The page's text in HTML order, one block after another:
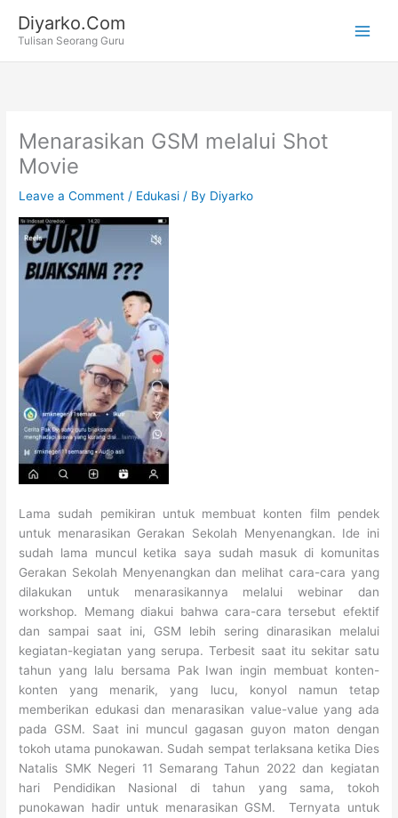
content
Diyarko.Com
Tulisan Seorang Guru
Menarasikan GSM melalui Shot
Movie
Leave a Comment / Edukasi / By Diyarko
Lama sudah pemikiran untuk membuat konten film pendek
untuk menarasikan Gerakan Sekolah Menyenangkan. Ide ini
sudah lama muncul ketika saya sudah masuk di komunitas
Gerakan Sekolah Menyenangkan dan melihat cara-cara yang
dilakukan untuk menarasikannya melalui webinar dan
workshop. Memang diakui bahwa cara-cara tersebut efektif
dan sampai saat ini, GSM lebih sering dinarasikan melalui
kegiatan-kegiatan yang serupa. Terbesit saat itu sekitar satu
tahun yang lalu bersama Pak Iwan ingin membuat konten-
konten yang menarik, yang lucu, konyol namun tetap
memberikan edukasi dan menarasikan value-value yang ada
pada GSM. Saat ini muncul gagasan guyon maton dengan
tokoh utama punokawan. Sudah sempat terlaksana ketika Dies
Natalis SMK Negeri 11 Semarang Tahun 2022 dan kegiatan
hari Pendidikan Nasional di tahun yang sama, tokoh
punokawan hadir untuk menarasikan GSM. Ternyata untuk